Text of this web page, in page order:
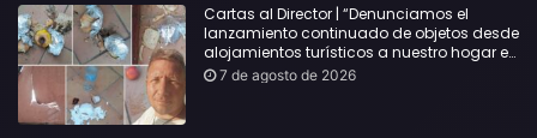
Cartas al Director | “Denunciamos el
lanzamiento continuado de objetos desde
alojamientos turísticos a nuestro hogar en
Lloret: Podría haber causado una
7 de agosto de 2026